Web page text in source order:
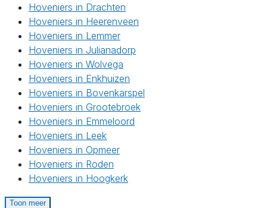
Hoveniers in Drachten
Hoveniers in Heerenveen
Hoveniers in Lemmer
Hoveniers in Julianadorp
Hoveniers in Wolvega
Hoveniers in Enkhuizen
Hoveniers in Bovenkarspel
Hoveniers in Grootebroek
Hoveniers in Emmeloord
Hoveniers in Leek
Hoveniers in Opmeer
Hoveniers in Roden
Hoveniers in Hoogkerk
Toon meer